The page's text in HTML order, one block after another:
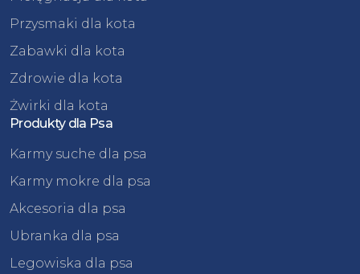
Przysmaki dla kota
Zabawki dla kota
Zdrowie dla kota
Żwirki dla kota
Produkty dla Psa
Karmy suche dla psa
Karmy mokre dla psa
Akcesoria dla psa
Ubranka dla psa
Legowiska dla psa